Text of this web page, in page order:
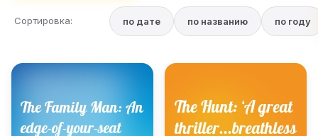
Сортировка: по дате по названию по году